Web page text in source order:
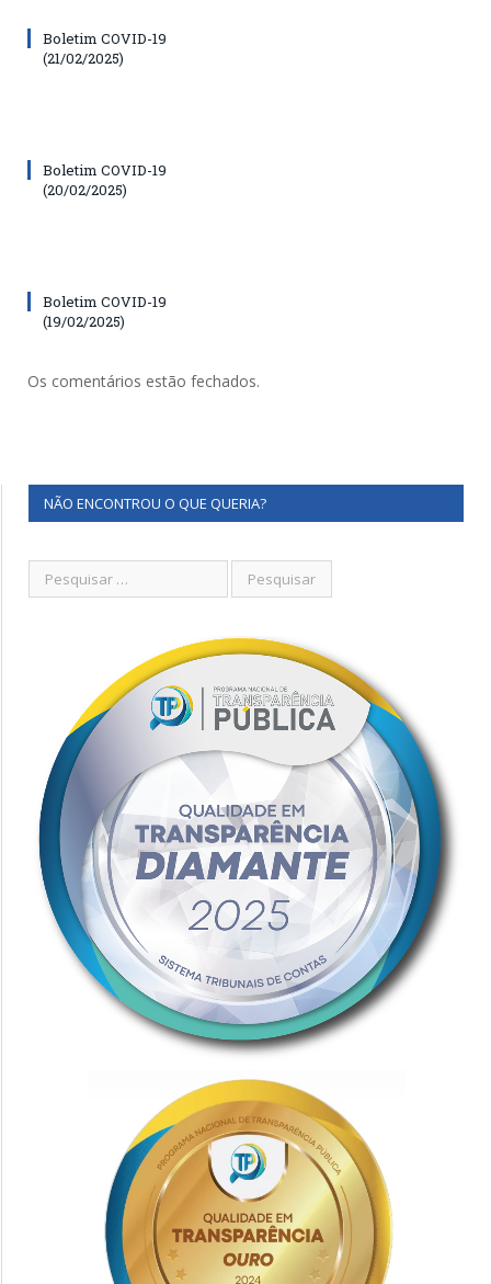
Boletim COVID-19
(21/02/2025)
Boletim COVID-19
(20/02/2025)
Boletim COVID-19
(19/02/2025)
Os comentários estão fechados.
NÃO ENCONTROU O QUE QUERIA?